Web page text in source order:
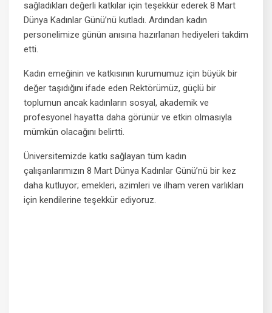
sağladıkları değerli katkılar için teşekkür ederek 8 Mart
Dünya Kadınlar Günü’nü kutladı. Ardından kadın
personelimize günün anısına hazırlanan hediyeleri takdim
etti.
Kadın emeğinin ve katkısının kurumumuz için büyük bir
değer taşıdığını ifade eden Rektörümüz, güçlü bir
toplumun ancak kadınların sosyal, akademik ve
profesyonel hayatta daha görünür ve etkin olmasıyla
mümkün olacağını belirtti.
Üniversitemizde katkı sağlayan tüm kadın
çalışanlarımızın 8 Mart Dünya Kadınlar Günü’nü bir kez
daha kutluyor; emekleri, azimleri ve ilham veren varlıkları
için kendilerine teşekkür ediyoruz.